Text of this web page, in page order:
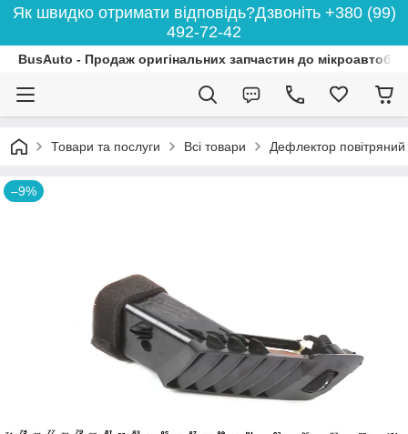
Як швидко отримати відповідь?Дзвоніть +380 (99)
492-72-42
BusAuto - Продаж оригінальних запчастин до
Товари та послуги Всі товари Дефлектор
–9%